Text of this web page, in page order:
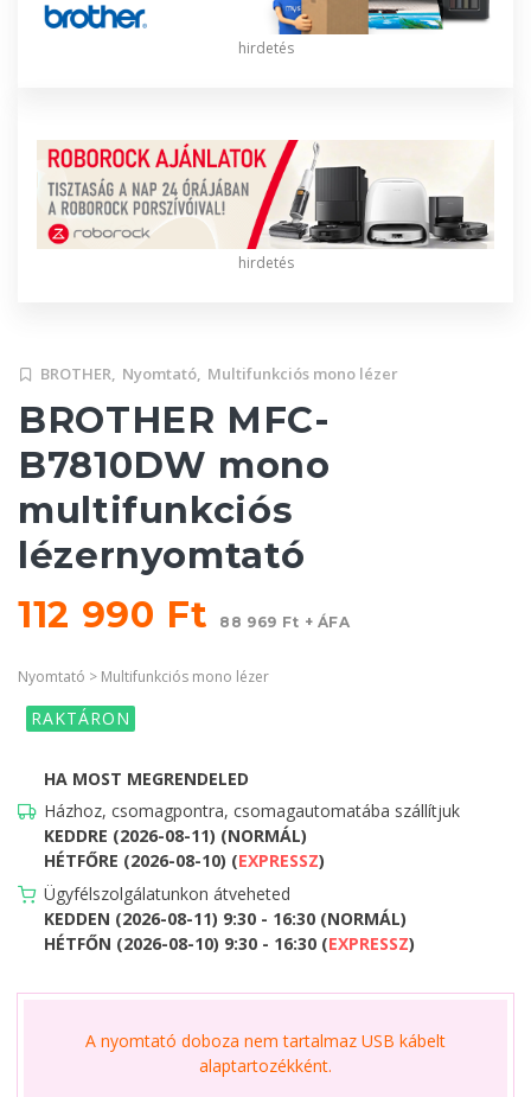
hirdetés
hirdetés
BROTHER, Nyomtató, Multifunkciós mono lézer
BROTHER MFC-
B7810DW mono
multifunkciós
lézernyomtató
112 990 Ft
88 969 Ft + ÁFA
Nyomtató > Multifunkciós mono lézer
RAKTÁRON
HA MOST MEGRENDELED
Házhoz, csomagpontra, csomagautomatába szállítjuk
KEDDRE (2026-08-11) (NORMÁL)
HÉTFŐRE (2026-08-10) (EXPRESSZ)
Ügyfélszolgálatunkon átveheted
KEDDEN (2026-08-11) 9:30 - 16:30 (NORMÁL)
HÉTFŐN (2026-08-10) 9:30 - 16:30 (EXPRESSZ)
A nyomtató doboza nem tartalmaz USB kábelt
alaptartozékként.